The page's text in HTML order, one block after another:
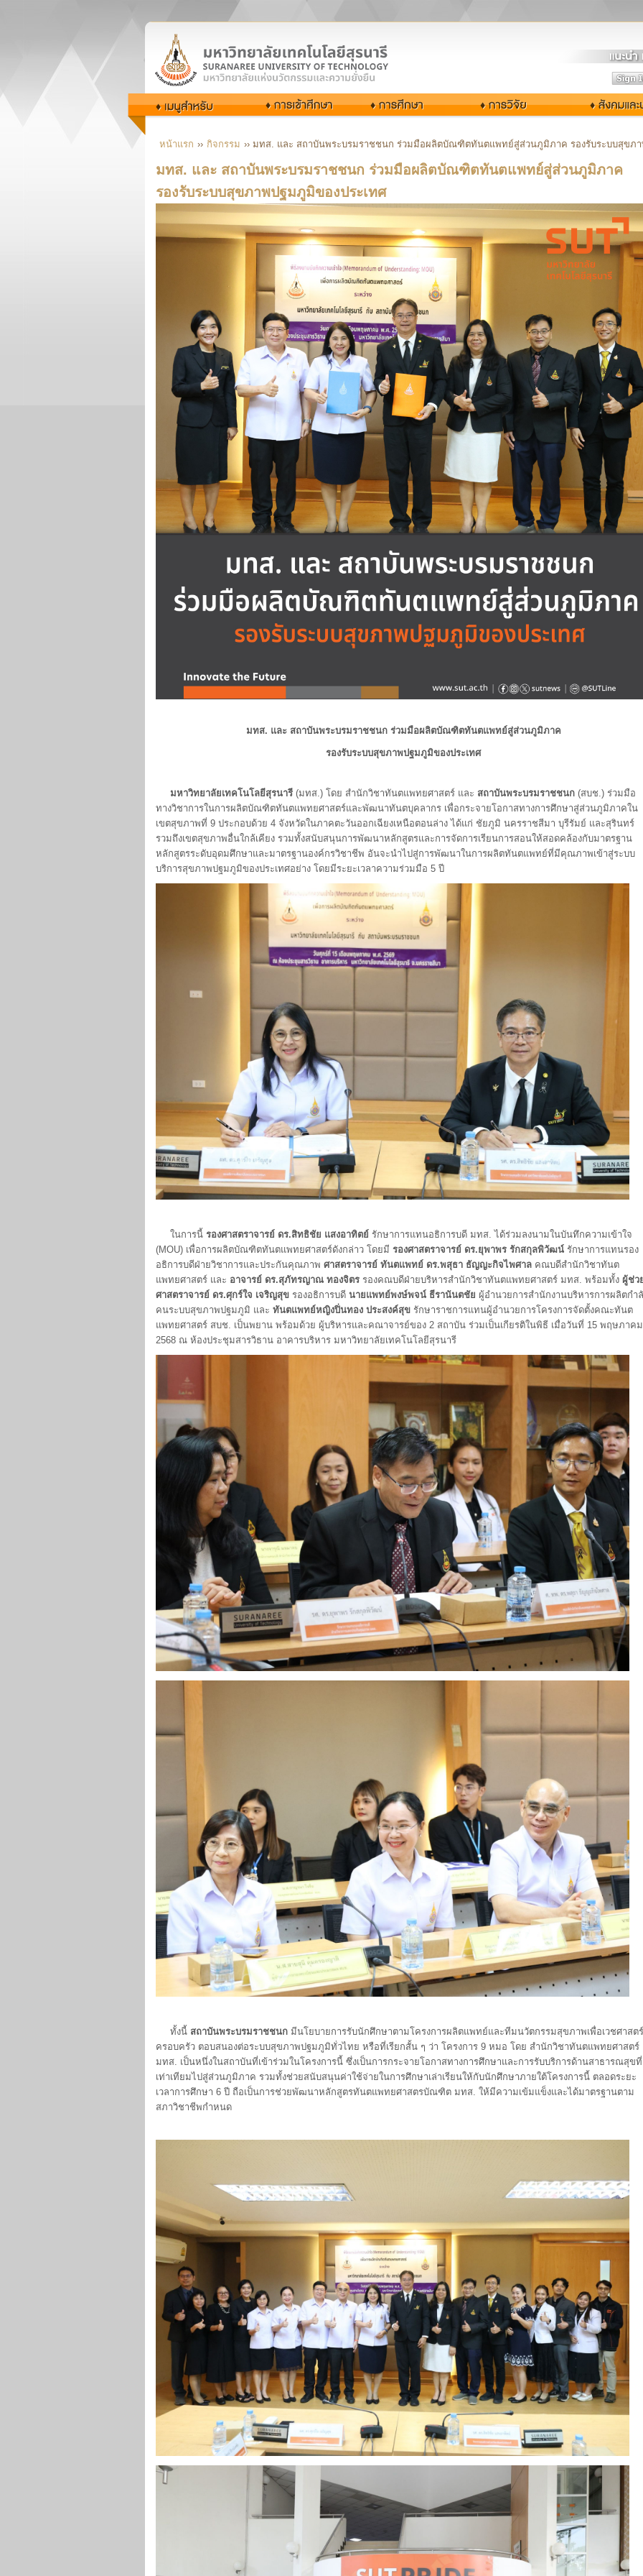
หน้าแรก ›› กิจกรรม ›› มทส. และ สถาบันพระบรมราชชนก ร่วมมือผลิตบัณฑิตทันตแพทย์สู่ส่วนภูมิภาค รองรับระบบสุขภ
มทส. และ สถาบันพระบรมราชชนก ร่วมมือผลิตบัณฑิตทันตแพทย์สู่ส่วนภูมิภาค
รองรับระบบสุขภาพปฐมภูมิของประเทศ
มทส. และ สถาบันพระบรมราชชนก ร่วมมือผลิตบัณฑิตทันตแพทย์สู่ส่วนภูมิภาค
รองรับระบบสุขภาพปฐมภูมิของประเทศ
มหาวิทยาลัยเทคโนโลยีสุรนารี (มทส.) โดย สำนักวิชาทันตแพทยศาสตร์ และ สถาบันพระบรมราชชนก (สบช.) ร่วมมือ
ทางวิชาการในการผลิตบัณฑิตทันตแพทยศาสตร์และพัฒนาทันตบุคลากร เพื่อกระจายโอกาสทางการศึกษาสู่ส่วนภูมิภาคใน
เขตสุขภาพที่ 9 ประกอบด้วย 4 จังหวัดในภาคตะวันออกเฉียงเหนือตอนล่าง ได้แก่ ชัยภูมิ นครราชสีมา บุรีรัมย์ และสุรินทร์
รวมถึงเขตสุขภาพอื่นใกล้เคียง รวมทั้งสนับสนุนการพัฒนาหลักสูตรและการจัดการเรียนการสอนให้สอดคล้องกับมาตรฐาน
หลักสูตรระดับอุดมศึกษาและมาตรฐานองค์กรวิชาชีพ อันจะนำไปสู่การพัฒนาในการผลิตทันตแพทย์ที่มีคุณภาพเข้าสู่ระบบ
บริการสุขภาพปฐมภูมิของประเทศอย่าง โดยมีระยะเวลาความร่วมมือ 5 ปี
ในการนี้ รองศาสตราจารย์ ดร.สิทธิชัย แสงอาทิตย์ รักษาการแทนอธิการบดี มทส. ได้ร่วมลงนามในบันทึกความเข้าใจ
(MOU) เพื่อการผลิตบัณฑิตทันตแพทยศาสตร์ดังกล่าว โดยมี รองศาสตราจารย์ ดร.ยุพาพร รักสกุลพิวัฒน์ รักษาการแทนรอง
อธิการบดีฝ่ายวิชาการและประกันคุณภาพ ศาสตราจารย์ ทันตแพทย์ ดร.พสุธา ธัญญะกิจไพศาล คณบดีสำนักวิชาทันต
แพทยศาสตร์ และ อาจารย์ ดร.สุภัทรญาณ ทองจิตร รองคณบดีฝ่ายบริหารสำนักวิชาทันตแพทยศาสตร์ มทส. พร้อมทั้ง ผู้ช่ว
ศาสตราจารย์ ดร.ศุกร์ใจ เจริญสุข รองอธิการบดี นายแพทย์พงษ์พจน์ ธีรานันตชัย ผู้อำนวยการสำนักงานบริหารการผลิตกำ
คนระบบสุขภาพปฐมภูมิ และ ทันตแพทย์หญิงปิ่นทอง ประสงค์สุข รักษาราชการแทนผู้อำนวยการโครงการจัดตั้งคณะทันต
แพทยศาสตร์ สบช. เป็นพยาน พร้อมด้วย ผู้บริหารและคณาจารย์ของ 2 สถาบัน ร่วมเป็นเกียรติในพิธี เมื่อวันที่ 15 พฤษภาคม
2568 ณ ห้องประชุมสารวิธาน อาคารบริหาร มหาวิทยาลัยเทคโนโลยีสุรนารี
ทั้งนี้ สถาบันพระบรมราชชนก มีนโยบายการรับนักศึกษาตามโครงการผลิตแพทย์และทีมนวัตกรรมสุขภาพเพื่อเวชศาสตร์
ครอบครัว ตอบสนองต่อระบบสุขภาพปฐมภูมิทั่วไทย หรือที่เรียกสั้น ๆ ว่า โครงการ 9 หมอ โดย สำนักวิชาทันตแพทยศาสตร์
มทส. เป็นหนึ่งในสถาบันที่เข้าร่วมในโครงการนี้ ซึ่งเป็นการกระจายโอกาสทางการศึกษาและการรับบริการด้านสาธารณสุขที่
เท่าเทียมไปสู่ส่วนภูมิภาค รวมทั้งช่วยสนับสนุนค่าใช้จ่ายในการศึกษาเล่าเรียนให้กับนักศึกษาภายใต้โครงการนี้ ตลอดระยะ
เวลาการศึกษา 6 ปี ถือเป็นการช่วยพัฒนาหลักสูตรทันตแพทยศาสตรบัณฑิต มทส. ให้มีความเข้มแข็งและได้มาตรฐานตาม
สภาวิชาชีพกำหนด